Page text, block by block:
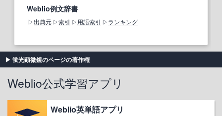
Weblio例文辞書
出典元 索引 用語索引 ランキング
蛍光顕微鏡のページの著作権
Weblio公式学習アプリ
Weblio英単語アプリ